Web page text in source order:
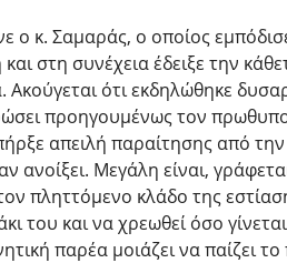
ο κ. Σαμαράς, ο οποίος
στη συνέχεια έδειξε την
ότι εκδηλώθηκε
προηγουμένως τον
απειλή παραίτησης από
ανοίξει. Μεγάλη είναι,
πληττόμενο κλάδο της
του και να χρεωθεί όσο
παρέα μοιάζει να παίζει το